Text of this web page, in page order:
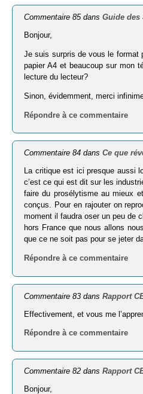
Commentaire 85 dansGuide des
Bonjour,
Je suis surpris de vous le format
papier A4 et beaucoup sur mon
lecture du lecteur?
Sinon, évidemment, merci
Répondre à ce commentaire
Commentaire 84 dansCe que
La critique est ici presque aussi
c’est ce qui est dit sur les
faire du prosélytisme au mieux
conçus. Pour en rajouter on
moment il faudra oser un peu de
hors France que nous allons
que ce ne soit pas pour se jeter
Répondre à ce commentaire
Commentaire 83 dansRapport
Effectivement, et vous me
Répondre à ce commentaire
Commentaire 82 dansRapport
Bonjour,